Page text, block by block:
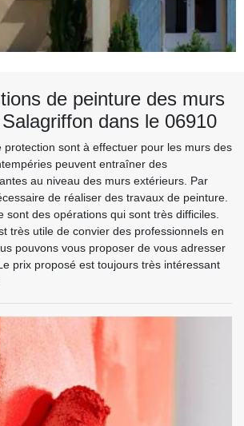
de peinture des murs
dans le 06910
protection sont à effectuer pour les murs des
peuvent entraîner des
au niveau des murs extérieurs. Par
de réaliser des travaux de peinture.
sont des opérations qui sont très difficiles.
très utile de convier des professionnels en
pouvons vous proposer de vous adresser
prix proposé est toujours très intéressant